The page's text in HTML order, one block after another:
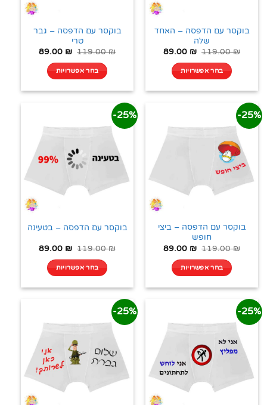
בוקסר עם הדפסה – האחד
שלה
119.00₪
89.00 ₪
בחר אפשרויות
בוקסר עם הדפסה – גבר
טרי
119.00₪
89.00 ₪
בחר אפשרויות
25%-
בוקסר עם הדפסה – ביצי
חופש
119.00₪
89.00 ₪
בחר אפשרויות
25%-
בוקסר עם הדפסה – בטעינה
119.00₪
89.00 ₪
בחר אפשרויות
25%-
25%-